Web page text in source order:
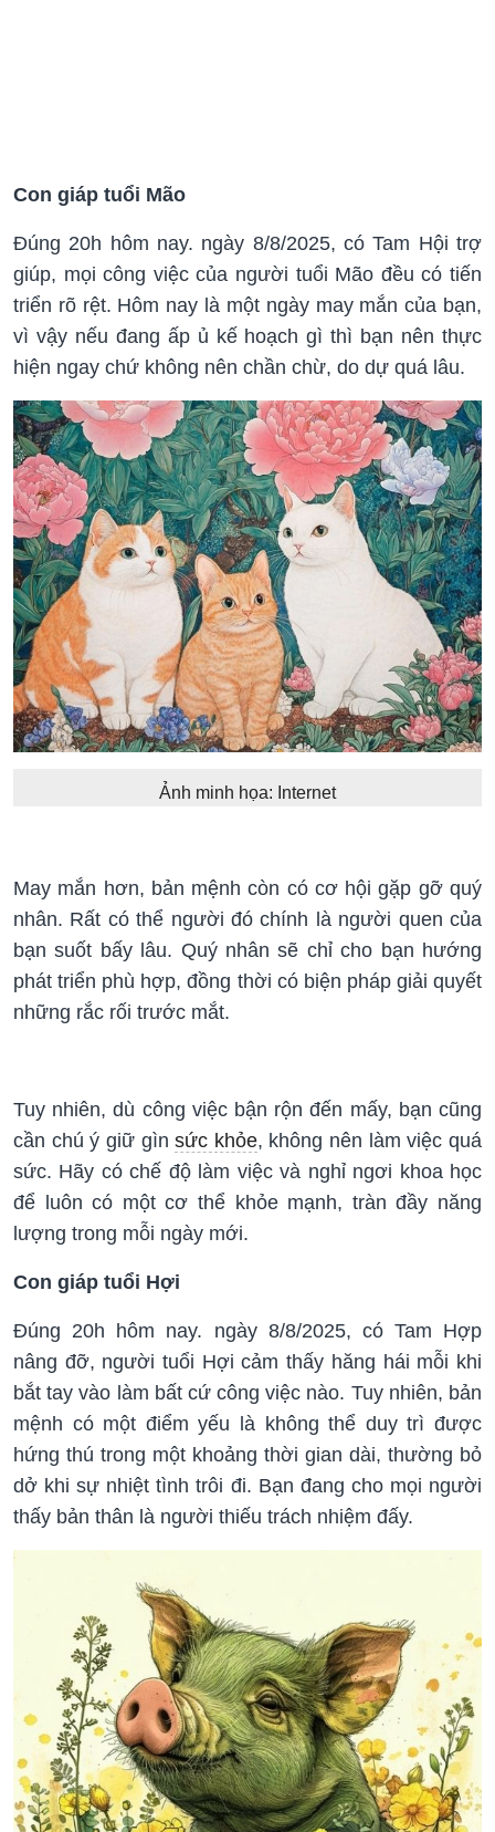
Con giáp tuổi Mão
Đúng 20h hôm nay. ngày 8/8/2025, có Tam Hội trợ
giúp, mọi công việc của người tuổi Mão đều có tiến
triển rõ rệt. Hôm nay là một ngày may mắn của bạn,
vì vậy nếu đang ấp ủ kế hoạch gì thì bạn nên thực
hiện ngay chứ không nên chần chừ, do dự quá lâu.
Ảnh minh họa: Internet
May mắn hơn, bản mệnh còn có cơ hội gặp gỡ quý
nhân. Rất có thể người đó chính là người quen của
bạn suốt bấy lâu. Quý nhân sẽ chỉ cho bạn hướng
phát triển phù hợp, đồng thời có biện pháp giải quyết
những rắc rối trước mắt.
Tuy nhiên, dù công việc bận rộn đến mấy, bạn cũng
cần chú ý giữ gìnsức khỏe, không nên làm việc quá
sức. Hãy có chế độ làm việc và nghỉ ngơi khoa học
để luôn có một cơ thể khỏe mạnh, tràn đầy năng
lượng trong mỗi ngày mới.
Con giáp tuổi Hợi
Đúng 20h hôm nay. ngày 8/8/2025, có Tam Hợp
nâng đỡ, người tuổi Hợi cảm thấy hăng hái mỗi khi
bắt tay vào làm bất cứ công việc nào. Tuy nhiên, bản
mệnh có một điểm yếu là không thể duy trì được
hứng thú trong một khoảng thời gian dài, thường bỏ
dở khi sự nhiệt tình trôi đi. Bạn đang cho mọi người
thấy bản thân là người thiếu trách nhiệm đấy.